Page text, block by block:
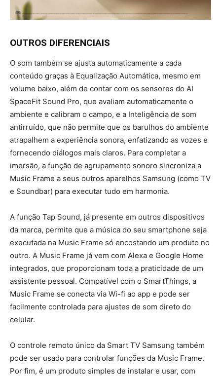
OUTROS DIFERENCIAIS
O som também se ajusta automaticamente a cada
conteúdo graças à Equalização Automática, mesmo em
volume baixo, além de contar com os sensores do AI
SpaceFit Sound Pro, que avaliam automaticamente o
ambiente e calibram o campo, e a Inteligência de som
antirruído, que não permite que os barulhos do ambiente
atrapalhem a experiência sonora, enfatizando as vozes e
fornecendo diálogos mais claros. Para completar a
imersão, a função de agrupamento sonoro sincroniza a
Music Frame a seus outros aparelhos Samsung (como TV
e Soundbar) para executar tudo em harmonia.
A função Tap Sound, já presente em outros dispositivos
da marca, permite que a música do seu smartphone seja
executada na Music Frame só encostando um produto no
outro. A Music Frame já vem com Alexa e Google Home
integrados, que proporcionam toda a praticidade de um
assistente pessoal. Compatível com o SmartThings, a
Music Frame se conecta via Wi-fi ao app e pode ser
facilmente controlada para ajustes de som direto do
celular.
O controle remoto único da Smart TV Samsung também
pode ser usado para controlar funções da Music Frame.
Por fim, é um produto simples de instalar e usar, com